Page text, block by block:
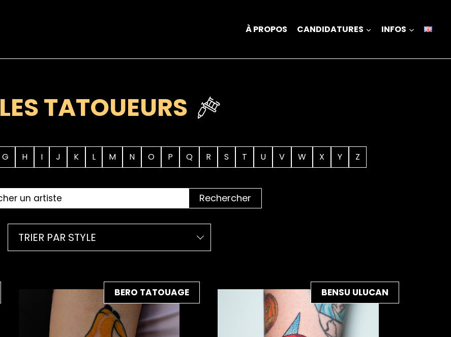
À PROPOS CANDIDATURES INFOS
LES TATOUEURS
G H I J K L M N O P Q R S T U V W X Y Z
Rechercher
TRIER PAR STYLE
BERO TATOUAGE BENSU ULUCAN